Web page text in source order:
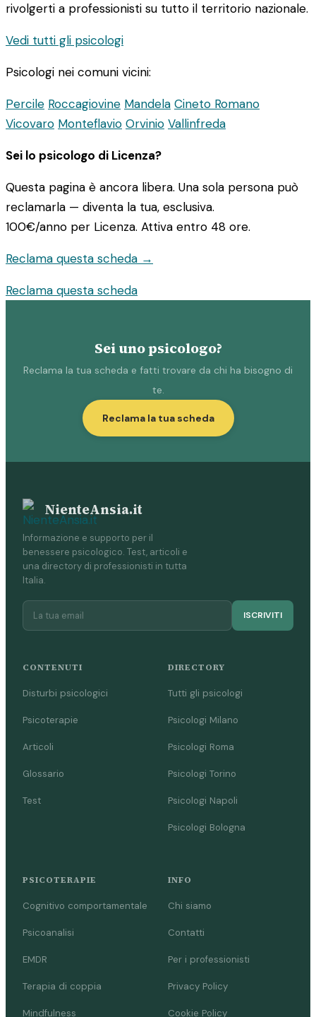
rivolgerti a professionisti su tutto il territorio nazionale.
Vedi tutti gli psicologi
Psicologi nei comuni vicini:
Percile Roccagiovine Mandela Cineto Romano
Vicovaro Monteflavio Orvinio Vallinfreda
Sei lo psicologo di Licenza?
Questa pagina è ancora libera. Una sola persona può
reclamarla — diventa la tua, esclusiva.
100€/anno per Licenza. Attiva entro 48 ore.
Reclama questa scheda →
Reclama questa scheda
Sei uno psicologo?
Reclama la tua scheda e fatti trovare da chi ha bisogno di
te.
Reclama la tua scheda
NienteAnsia.it
Informazione e supporto per il
benessere psicologico. Test, articoli e
una directory di professionisti in tutta
Italia.
ISCRIVITI
CONTENUTI
Disturbi psicologici
Psicoterapie
Articoli
Glossario
Test
DIRECTORY
Tutti gli psicologi
Psicologi Milano
Psicologi Roma
Psicologi Torino
Psicologi Napoli
Psicologi Bologna
PSICOTERAPIE
Cognitivo comportamentale
Psicoanalisi
EMDR
Terapia di coppia
Mindfulness
INFO
Chi siamo
Contatti
Per i professionisti
Privacy Policy
Cookie Policy